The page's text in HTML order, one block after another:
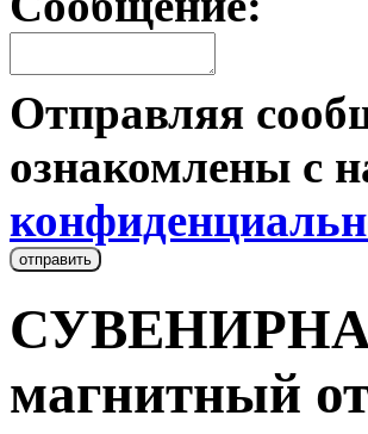
Отправляя
ознакомлены с
магнитный